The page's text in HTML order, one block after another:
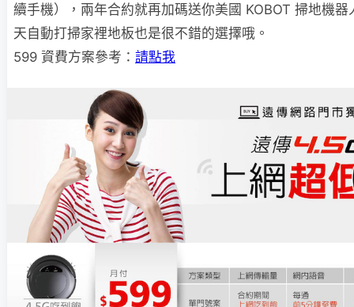
續手機），兩年合約就再加碼送你美國 KOBOT 掃地機器
天自動打掃家裡地板也是很不錯的選擇哦。
599 資費方案參考： 請點我